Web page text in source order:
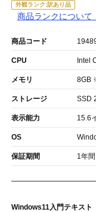
外観ランク:訳あり品
商品ランクについ
商品コード
CPU Intel
メモリ 8GB
ストレージ SSD
表示能力 15.6
OS
保証期間 1年間
Windows11入門テキスト